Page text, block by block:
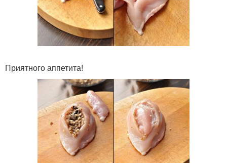
Приятного аппетита!